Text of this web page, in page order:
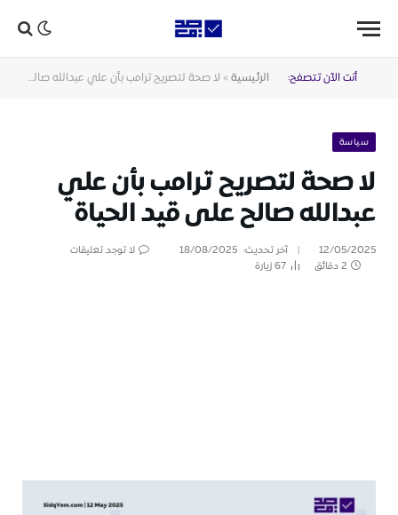
أنت الآن تتصفح: الرئيسية » لا صحة لتصريح ترامب بأن علي عبدالله صالح على قيد الحياة
سياسة
لا صحة لتصريح ترامب بأن علي
عبدالله صالح على قيد الحياة
12/05/2025 آخر تحديث: 18/08/2025
لا توجد تعليقات
2 دقائق
67زيارة